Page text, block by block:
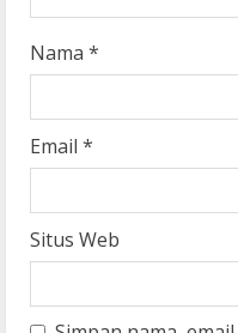
g
Nama *
Email *
Situs Web